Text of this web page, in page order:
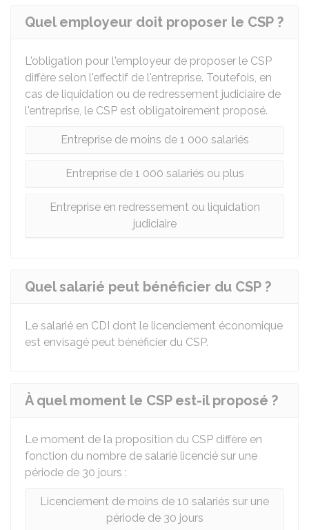
Quel employeur doit proposer le CSP ?
L'obligation pour l'employeur de proposer le CSP
diffère selon l'effectif de l'entreprise. Toutefois, en
cas de liquidation ou de redressement judiciaire de
l'entreprise, le CSP est obligatoirement proposé.
Entreprise de moins de 1 000 salariés
Entreprise de 1 000 salariés ou plus
Entreprise en redressement ou liquidation
judiciaire
Quel salarié peut bénéficier du CSP ?
Le salarié en CDI dont le licenciement économique
est envisagé peut bénéficier du CSP.
À quel moment le CSP est-il proposé ?
Le moment de la proposition du CSP diffère en
fonction du nombre de salarié licencié sur une
période de 30 jours :
Licenciement de moins de 10 salariés sur une
période de 30 jours